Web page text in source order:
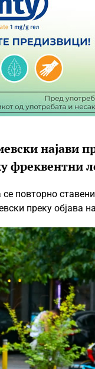
најави
фреквентни
повторно
преку објава